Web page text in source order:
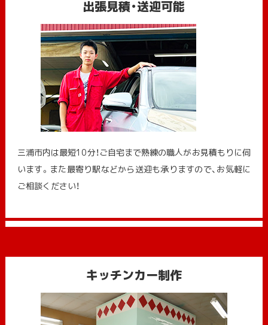
出張見積・送迎可能
三浦市内は最短10分！ご自宅まで熟練の職人がお見積もりに伺
います。また最寄り駅などから送迎も承りますので、お気軽に
ご相談ください！
キッチンカー制作